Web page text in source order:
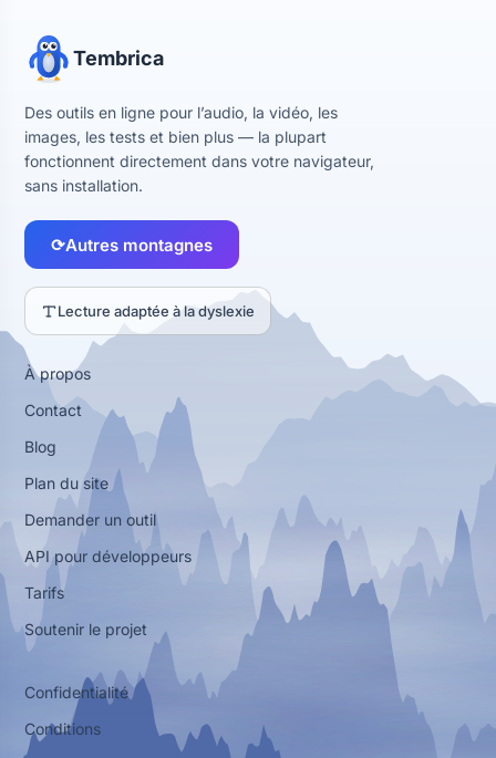
Tembrica
Des outils en ligne pour l’audio, la vidéo, les
images, les tests et bien plus — la plupart
fonctionnent directement dans votre navigateur,
sans installation.
⟳Autres montagnes
Lecture adaptée à la dyslexie
À propos
Contact
Blog
Plan du site
Demander un outil
API pour développeurs
Tarifs
Soutenir le projet
Confidentialité
Conditions